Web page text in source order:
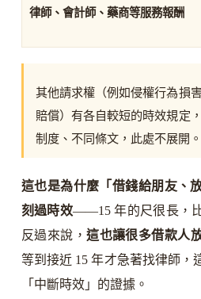
律師、會計師、藥商等服務報酬
其他請求權（例如侵權行為損
賠償）有各自較短的時效規定
制度、不同條文，此處不展開。
這也是為什麼「借錢給朋友、
刻過時效——15 年的尺很長，
反過來說，這也讓很多借款人
等到接近 15 年才急著找律師，
「中斷時效」的證據。